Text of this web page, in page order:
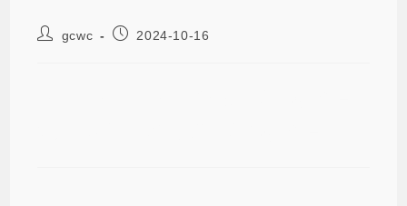
gcwc 2024-10-16